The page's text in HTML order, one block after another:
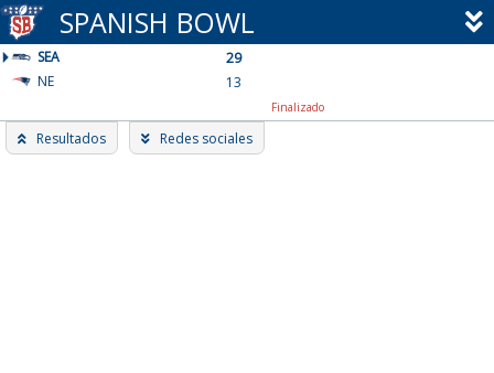
Skip
to
content
SPANISH BOWL
SEA
29
NE
13
Finalizado
Resultados Redes sociales